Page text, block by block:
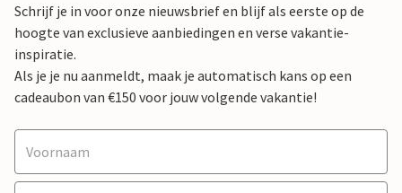
Schrijf je in voor onze nieuwsbrief en blijf als eerste op de
hoogte van exclusieve aanbiedingen en verse vakantie-
inspiratie.
Als je je nu aanmeldt, maak je automatisch kans op een
cadeaubon van €150 voor jouw volgende vakantie!